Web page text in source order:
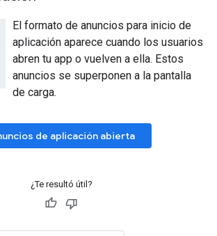
El formato de anuncios para inicio de
aplicación aparece cuando los usuarios
abren tu app o vuelven a ella. Estos
anuncios se superponen a la pantalla
de carga.
de aplicación abierta
¿Te resultó útil?